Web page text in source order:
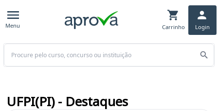
Menu Carrinho Login
Buscar
UFPI(PI) - Destaques